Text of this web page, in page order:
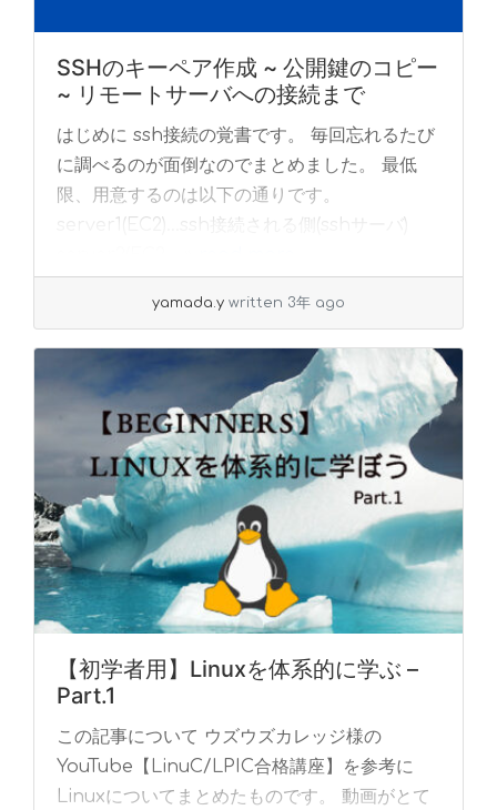
SSHのキーペア作成 ~ 公開鍵のコピー
~ リモートサーバへの接続まで
はじめに ssh接続の覚書です。 毎回忘れるたび
に調べるのが面倒なのでまとめました。 最低
限、用意するのは以下の通りです。
server1(EC2)…ssh接続される側(sshサーバ)
yamada.y written 3年 ago
【初学者用】Linuxを体系的に学ぶ –
Part.1
この記事について ウズウズカレッジ様の
YouTube【LinuC/LPIC合格講座】を参考に
Linuxについてまとめたものです。 動画がとて